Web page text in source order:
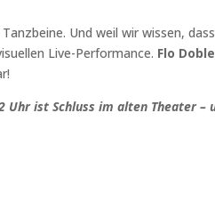
Und weil wir wissen,
Live-Performance. Flo
ist Schluss im alten Theater